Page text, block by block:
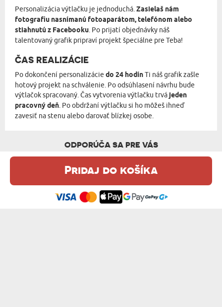
Pridaj do košíka
Personalizácia výtlačku je jednoduchá.Zasielaš nám
fotografiu nasnímanú fotoaparátom, telefónom alebo
stiahnutú z Facebooku. Po prijatí objednávky náš
talentovaný grafik pripraví projekt špeciálne pre Teba!
ČAS REALIZÁCIE
Po dokončení personalizácie do 24 hodínTi náš grafik zašle
hotový projekt na schválenie. Po odsúhlasení návrhu bude
výtlačok spracovaný. Čas vytvorenia výtlačku trvájeden
pracovný deň. Po obdržaní výtlačku si ho môžeš ihneď
zavesiť na stenu alebo darovať blízkej osobe.
ODPORÚČA SA PRE VÁS
Táto webová stránka používa súbory cookie. Podrobné informácie o
tejto téme nájdete v našom %s.
zásadách používania súborov cookie
Súhlasím